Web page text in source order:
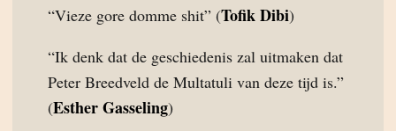
“Vieze gore domme shit” (Tofik Dibi)
“Ik denk dat de geschiedenis zal uitmaken dat
Peter Breedveld de Multatuli van deze tijd is.”
(Esther Gasseling)